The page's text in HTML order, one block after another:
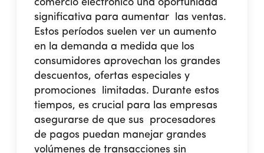
comercio electrónico una oportunidad
significativa para aumentar las ventas.
Estos períodos suelen ver un aumento
en la demanda a medida que los
consumidores aprovechan los grandes
descuentos, ofertas especiales y
promociones limitadas. Durante estos
tiempos, es crucial para las empresas
asegurarse de que sus procesadores
de pagos puedan manejar grandes
volúmenes de transacciones sin